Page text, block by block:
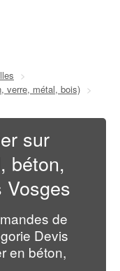
>
verre, métal, bois) >
sur
béton,
de
Devis
en béton,